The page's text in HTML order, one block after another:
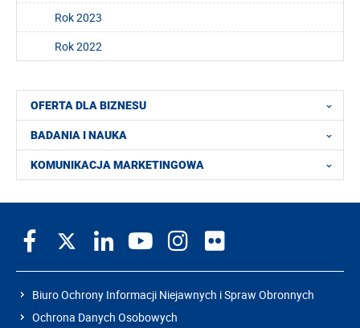
Rok 2023
Rok 2022
OFERTA DLA BIZNESU
BADANIA I NAUKA
KOMUNIKACJA MARKETINGOWA
Biuro Ochrony Informacji Niejawnych i Spraw Obronnych
Ochrona Danych Osobowych